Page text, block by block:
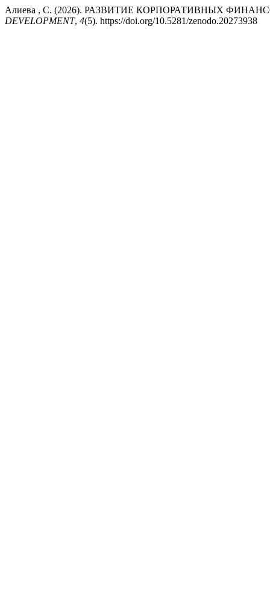
Алиева , С. (2026). РАЗВИТИЕ КОРПОРАТИВНЫХ
DEVELOPMENT, 4(5). https://doi.org/10.5281/zenodo.20273938